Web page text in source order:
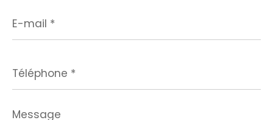
mail
*
Message